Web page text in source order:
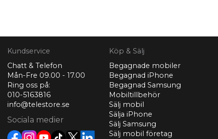
Kundservice
Chatt & Telefon
Mån-Fre 09.00 - 17.00
Ring oss på:
010-5163816
info@telestore.se
Sociala medier
Köp & Sälj
Begagnade mobiler
Begagnad iPhone
Begagnad Samsung
Mobiltillbehör
Sälj mobil
Sälja iPhone
Sälj Samsung
Sälj mobil företag